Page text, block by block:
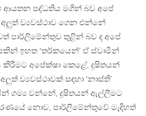
පද්ධතිය මගින් බව අපේ
ව්‍යවස්ථාව ගෙන එන්නේ
පාර්ලිමේන්තුව තුළින් බව ද අපේ
ඉහත ‘තර්කයෙන්’ ඒ ස්වාමීන්
අපේක්ෂා කෙළේ, දූෂිතයන්
ව්‍යවස්ථාවක් සඳහා ‘නාස්ති’
ගම්‍ය වන්නේ, දූෂිතයන් ඇල්ලීමට
නොව, පාර්ලිමේන්තුවේ මැදිහත්